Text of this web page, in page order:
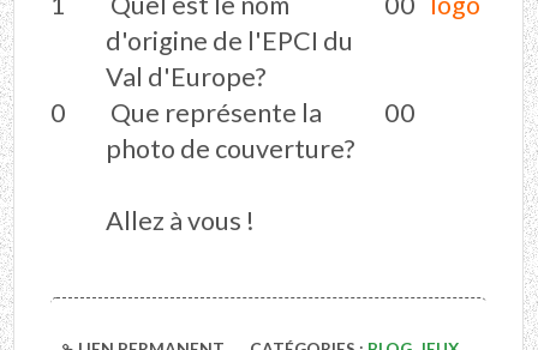
d'origine de l'EPCI du
Val d'Europe?
0
Que représente la
photo de couverture?
00
Allez à vous !